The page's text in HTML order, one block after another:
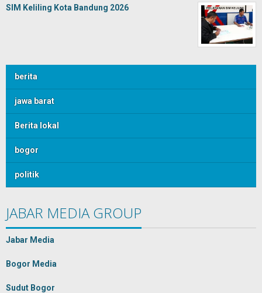
SIM Keliling Kota Bandung 2026
berita
jawa barat
Berita lokal
bogor
politik
JABAR MEDIA GROUP
Jabar Media
Bogor Media
Sudut Bogor